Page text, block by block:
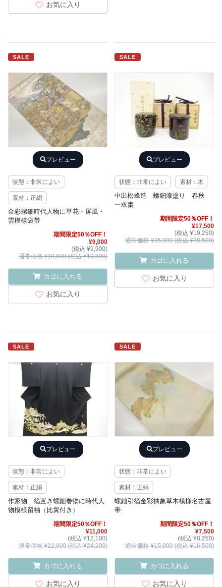
お気に入り
SALE
プレビュー
状態：非常によい
素材：正絹
金彩螺鈿時代人物に草花・屏風・
雲模様袋帯
期間限定50％OFF！
¥9,000
(税込 ¥9,900)
通常価格 ¥18,000 (税込 ¥19,800)
カゴに入れる
お気に入り
SALE
プレビュー
状態：非常によい 素材：木
中出松峰造 螺鈿漆塗り 春秋
一双棗
期間限定50％OFF！
¥17,500
(税込 ¥19,250)
通常価格 ¥35,000 (税込 ¥38,500)
カゴに入れる
お気に入り
SALE
プレビュー
状態：非常によい
素材：正絹
作家物 箔置き螺鈿巻物に時代人
物模様留袖（比翼付き）
期間限定50％OFF！
¥11,000
(税込 ¥12,100)
通常価格 ¥22,000 (税込 ¥24,200)
カゴに入れる
お気に入り
SALE
プレビュー
状態：非常によい
素材：正絹
螺鈿引箔金彩抽象草木模様名古屋
帯
期間限定50％OFF！
¥7,500
(税込 ¥8,250)
通常価格 ¥15,000 (税込 ¥16,500)
カゴに入れる
お気に入り